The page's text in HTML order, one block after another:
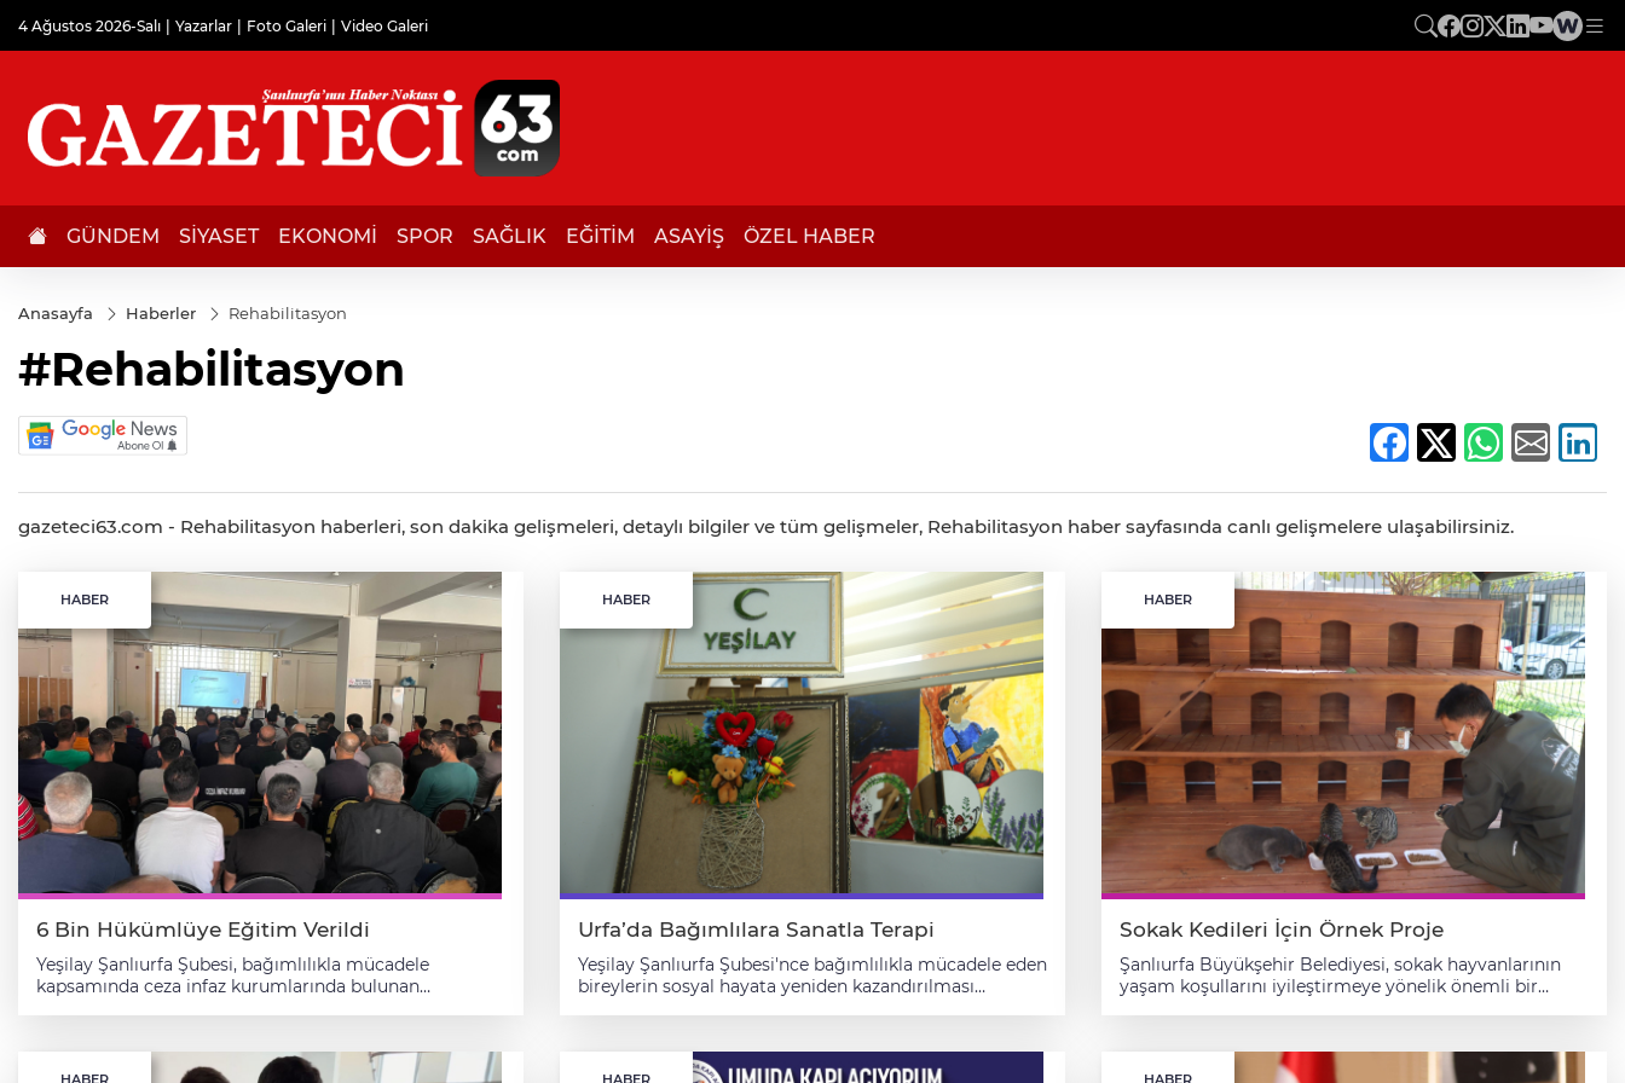
4 Ağustos 2026-Salı Yazarlar Foto Galeri Video Galeri
GÜNDEM SİYASET EKONOMİ SPOR SAĞLIK EĞİTİM ASAYİŞ ÖZEL HABER
Anasayfa Haberler Rehabilitasyon
#Rehabilitasyon
gazeteci63.com - Rehabilitasyon haberleri, son dakika gelişmeleri, detaylı bilgiler ve tüm gelişmeler, Rehabilitasyon haber sayfasında canlı gelişmelere ulaşabilirsiniz.
HABER
6 Bin Hükümlüye Eğitim Verildi
Yeşilay Şanlıurfa Şubesi, bağımlılıkla mücadele
kapsamında ceza infaz kurumlarında bulunan
yılda yaklaşık 6 bin kişiye ulaştı. Şube tarafından
öğrenciler, çocuklar, gençler ve vatandaşlara yönelik
HABER
Urfa’da Bağımlılara Sanatla Terapi
Yeşilay Şanlıurfa Şubesi'nce bağımlılıkla mücadele eden
bireylerin sosyal hayata yeniden kazandırılması
alanlarında destek sunan merkezde, haftada 2 gün
atölyelerde gerçekleştirilen kurslara 10 bağımlı
HABER
Sokak Kedileri İçin Örnek Proje
Şanlıurfa Büyükşehir Belediyesi, sokak hayvanlarının
yaşam koşullarını iyileştirmeye yönelik önemli bir
sayılı Hayvanları Koruma Kanunu kapsamında sokak
kedilerine özel koruma alanları oluşturuldu. Bu sayede